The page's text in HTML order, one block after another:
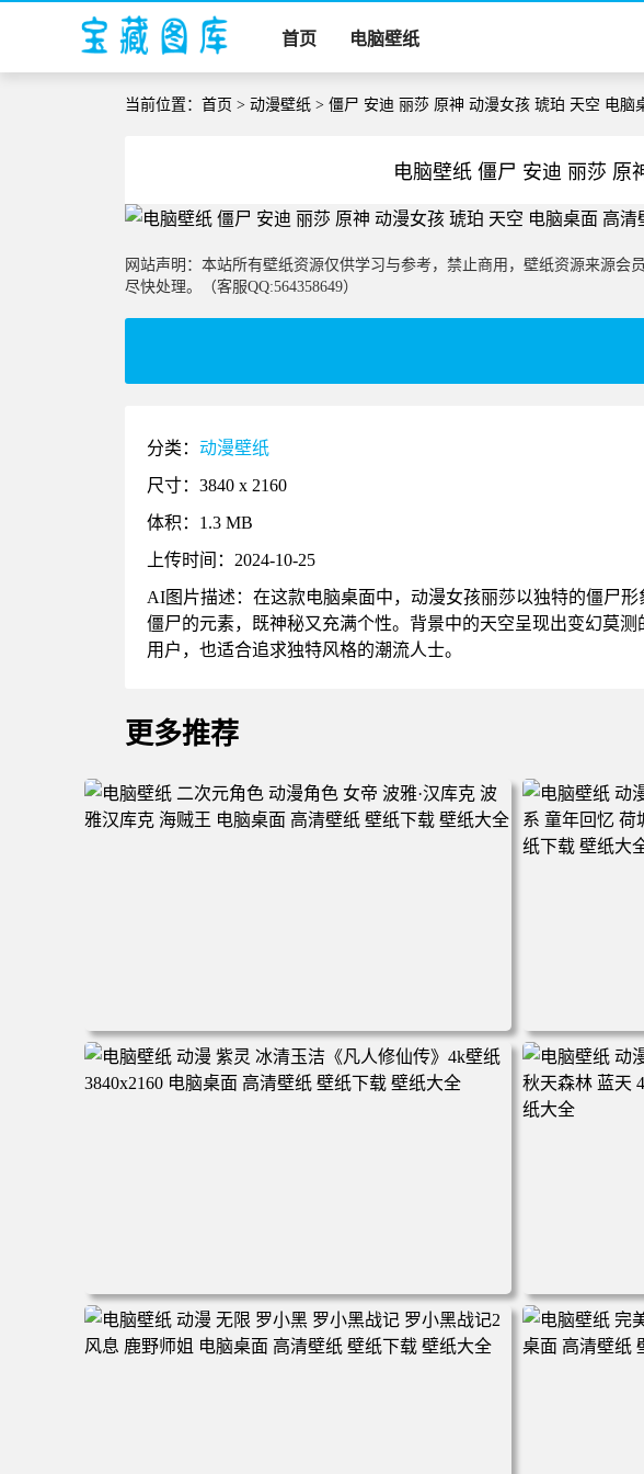
首页 电脑壁纸
当前位置：首页 >动漫壁纸 > 僵尸 安迪 丽莎 原神 动漫女孩 琥珀 天空 电脑
电脑壁纸 僵尸 安迪 丽莎 原
网站声明：本站所有壁纸资源仅供学习与参考，禁止商用，壁纸资源来源
尽快处理。（客服QQ:564358649）
分类：动漫壁纸
尺寸：3840 x 2160
体积：1.3 MB
上传时间：2024-10-25
AI图片描述：在这款电脑桌面中，动漫女孩丽莎以独特的僵尸
僵尸的元素，既神秘又充满个性。背景中的天空呈现出变幻莫
用户，也适合追求独特风格的潮流人士。
更多推荐
电脑壁纸 二次元角色 动漫角色 女帝 波雅·汉库克 波雅汉库
克 海贼王 电脑桌面 高清壁纸 壁纸下载 壁纸大全
电脑壁纸 动漫
年回忆 荷塘荷
纸大全
电脑壁纸 动漫 紫灵 冰清玉洁《凡人修仙传》4k壁纸 3840x2
160 电脑桌面 高清壁纸 壁纸下载 壁纸大全
电脑壁纸 动漫
林 蓝天 4k壁纸